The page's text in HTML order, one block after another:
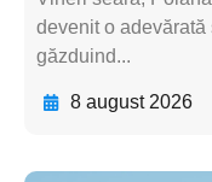
devenit o
găzduind...
8 august 2026